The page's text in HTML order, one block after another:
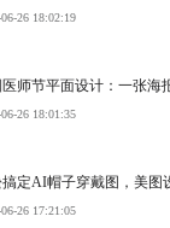
26 18:02:19
师节平面设计：一张海
26 18:01:35
定AI帽子穿戴图，美图
26 17:21:05